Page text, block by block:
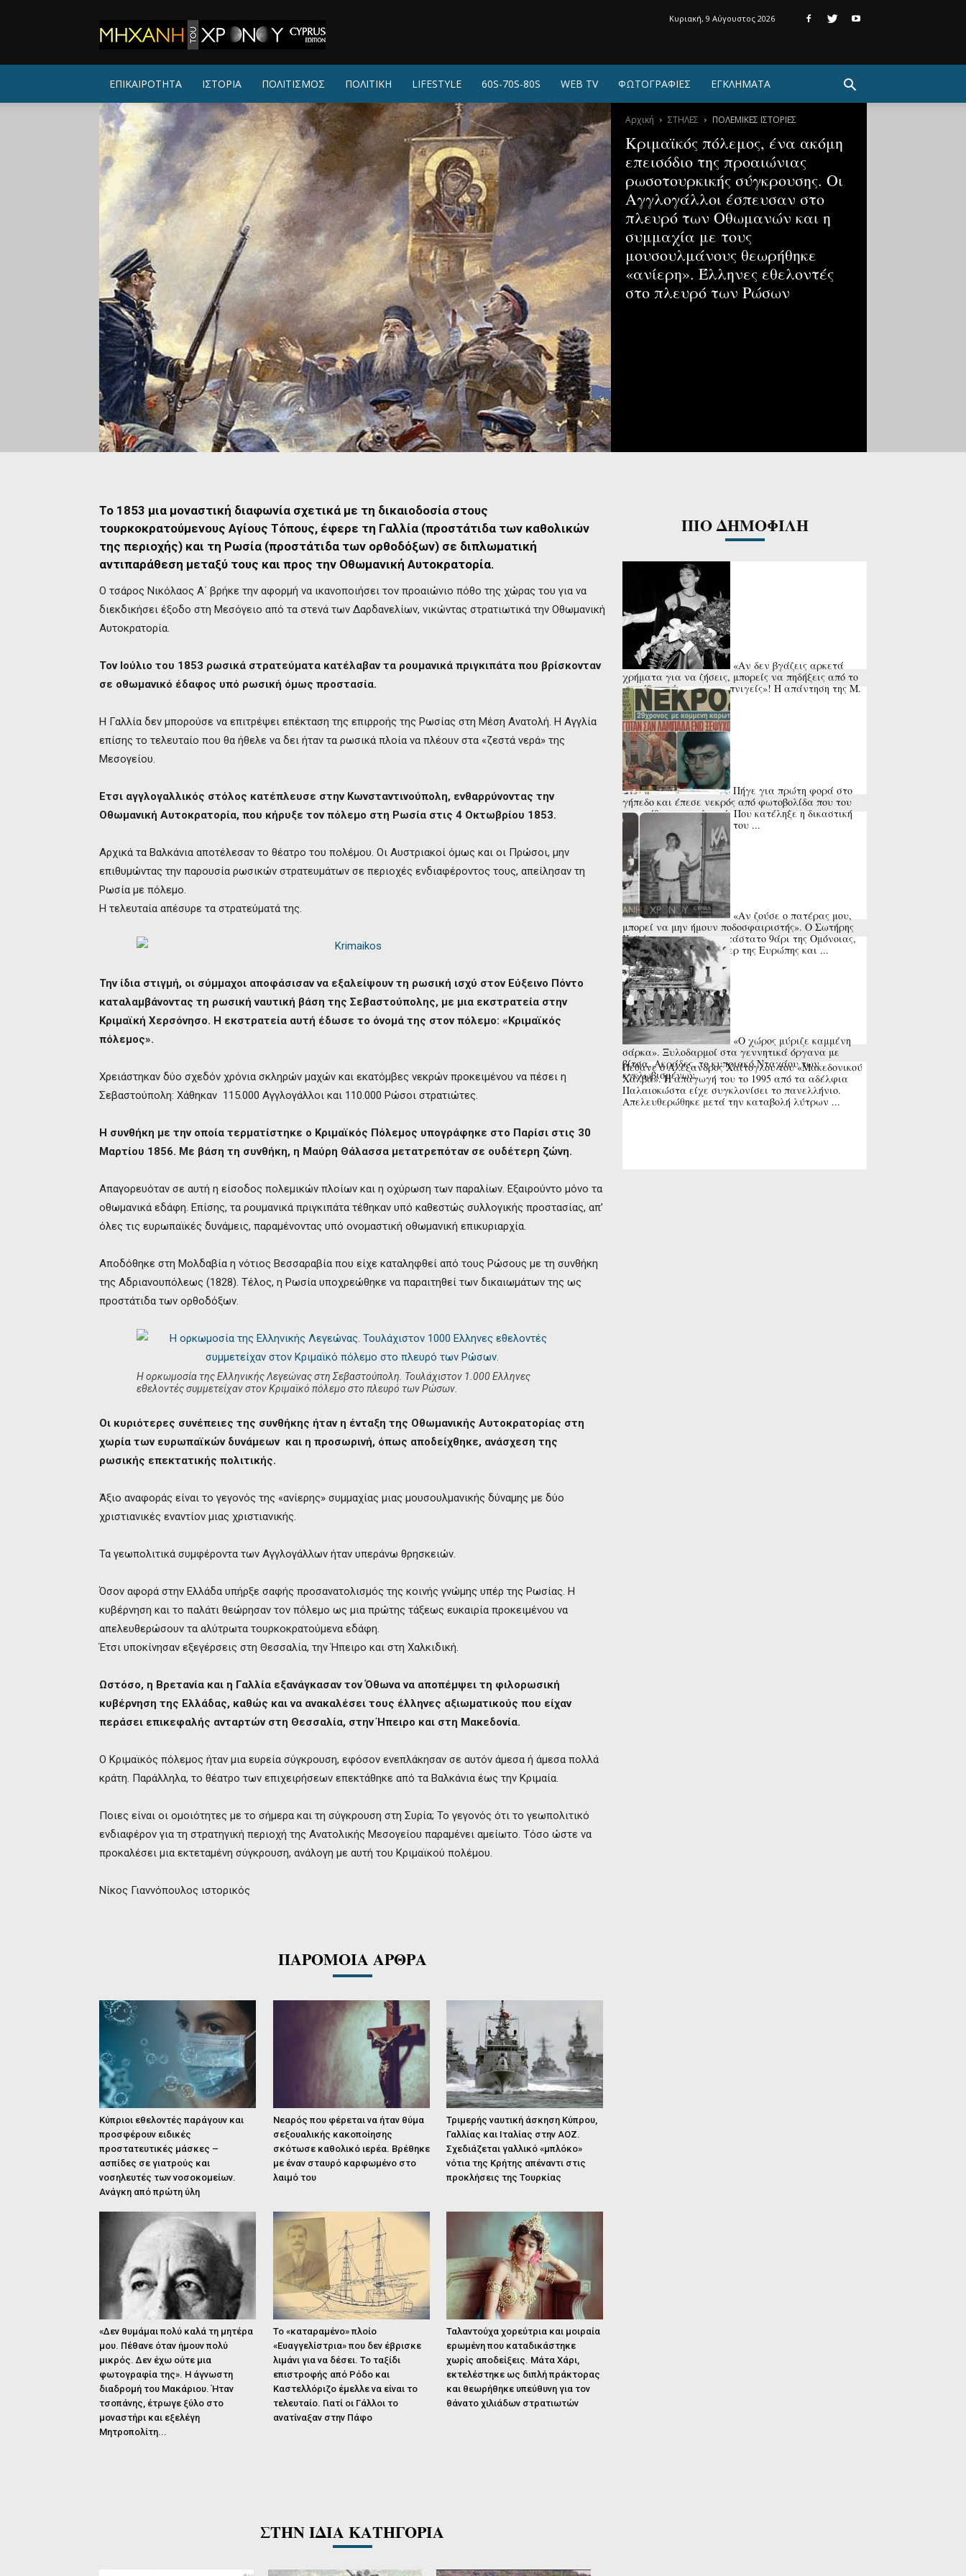
ΤΟΥ
ΧΡΟΝΟΥ
Κυριακή, 9 Αύγουστος 2026
ΕΠΙΚΑΙΡΟΤΗΤΑ ΙΣΤΟΡΙΑ ΠΟΛΙΤΙΣΜΟΣ ΠΟΛΙΤΙΚΗ LIFESTYLE 60S-70S-80S WEB TV ΦΩΤΟΓΡΑΦΙΕΣ ΕΓΚΛΗΜΑΤΑ
Αρχική ΣΤΗΛΕΣ ΠΟΛΕΜΙΚΕΣ ΙΣΤΟΡΙΕΣ
Κριμαϊκός πόλεμος, ένα ακόμη
επεισόδιο της προαιώνιας
ρωσοτουρκικής σύγκρουσης. Οι
Αγγλογάλλοι έσπευσαν στο
πλευρό των Οθωμανών και η
συμμαχία με τους
μουσουλμάνους θεωρήθηκε
«ανίερη». Έλληνες εθελοντές
στο πλευρό των Ρώσων
Το 1853 μια μοναστική διαφωνία σχετικά με τη δικαιοδοσία στους
τουρκοκρατούμενους Αγίους Τόπους, έφερε τη Γαλλία (προστάτιδα των καθολικών
της περιοχής) και τη Ρωσία (προστάτιδα των ορθοδόξων) σε διπλωματική
αντιπαράθεση μεταξύ τους και προς την Οθωμανική Αυτοκρατορία.
Ο τσάρος Νικόλαος Α΄ βρήκε την αφορμή να ικανοποιήσει τον προαιώνιο πόθο της χώρας του για να
διεκδικήσει έξοδο στη Μεσόγειο από τα στενά των Δαρδανελίων, νικώντας στρατιωτικά την Οθωμανική
Αυτοκρατορία.
Τον Ιούλιο του 1853 ρωσικά στρατεύματα κατέλαβαν τα ρουμανικά πριγκιπάτα που βρίσκονταν
σε οθωμανικό έδαφος υπό ρωσική όμως προστασία.
Η Γαλλία δεν μπορούσε να επιτρέψει επέκταση της επιρροής της Ρωσίας στη Μέση Ανατολή. Η Αγγλία
επίσης το τελευταίο που θα ήθελε να δει ήταν τα ρωσικά πλοία να πλέουν στα «ζεστά νερά» της
Μεσογείου.
Ετσι αγγλογαλλικός στόλος κατέπλευσε στην Κωνσταντινούπολη, ενθαρρύνοντας την
Οθωμανική Αυτοκρατορία, που κήρυξε τον πόλεμο στη Ρωσία στις 4 Οκτωβρίου 1853.
Αρχικά τα Βαλκάνια αποτέλεσαν το θέατρο του πολέμου. Οι Αυστριακοί όμως και οι Πρώσοι, μην
επιθυμώντας την παρουσία ρωσικών στρατευμάτων σε περιοχές ενδιαφέροντος τους, απείλησαν τη
Ρωσία με πόλεμο.
Η τελευταία απέσυρε τα στρατεύματά της.
Την ίδια στιγμή, οι σύμμαχοι αποφάσισαν να εξαλείψουν τη ρωσική ισχύ στον Εύξεινο Πόντο
καταλαμβάνοντας τη ρωσική ναυτική βάση της Σεβαστούπολης, με μια εκστρατεία στην
Κριμαϊκή Χερσόνησο. Η εκστρατεία αυτή έδωσε το όνομά της στον πόλεμο: «Κριμαϊκός
πόλεμος».
Χρειάστηκαν δύο σχεδόν χρόνια σκληρών μαχών και εκατόμβες νεκρών προκειμένου να πέσει η
Σεβαστούπολη: Χάθηκαν 115.000 Αγγλογάλλοι και 110.000 Ρώσοι στρατιώτες.
Η συνθήκη με την οποία τερματίστηκε ο Κριμαϊκός Πόλεμος υπογράφηκε στο Παρίσι στις 30
Μαρτίου 1856. Με βάση τη συνθήκη, η Μαύρη Θάλασσα μετατρεπόταν σε ουδέτερη ζώνη.
Απαγορευόταν σε αυτή η είσοδος πολεμικών πλοίων και η οχύρωση των παραλίων. Εξαιρούντο μόνο τα
οθωμανικά εδάφη. Επίσης, τα ρουμανικά πριγκιπάτα τέθηκαν υπό καθεστώς συλλογικής προστασίας, απ’
όλες τις ευρωπαϊκές δυνάμεις, παραμένοντας υπό ονομαστική οθωμανική επικυριαρχία.
Αποδόθηκε στη Μολδαβία η νότιος Βεσσαραβία που είχε καταληφθεί από τους Ρώσους με τη συνθήκη
της Αδριανουπόλεως (1828). Τέλος, η Ρωσία υποχρεώθηκε να παραιτηθεί των δικαιωμάτων της ως
προστάτιδα των ορθοδόξων.
Η ορκωμοσία της Ελληνικής Λεγεώνας στη Σεβαστούπολη. Τουλάχιστον 1.000 Ελληνες
εθελοντές συμμετείχαν στον Κριμαϊκό πόλεμο στο πλευρό των Ρώσων.
Οι κυριότερες συνέπειες της συνθήκης ήταν η ένταξη της Οθωμανικής Αυτοκρατορίας στη
χωρία των ευρωπαϊκών δυνάμεων και η προσωρινή, όπως αποδείχθηκε, ανάσχεση της
ρωσικής επεκτατικής πολιτικής.
Άξιο αναφοράς είναι το γεγονός της «ανίερης» συμμαχίας μιας μουσουλμανικής δύναμης με δύο
χριστιανικές εναντίον μιας χριστιανικής.
Τα γεωπολιτικά συμφέροντα των Αγγλογάλλων ήταν υπεράνω θρησκειών.
Όσον αφορά στην Ελλάδα υπήρξε σαφής προσανατολισμός της κοινής γνώμης υπέρ της Ρωσίας. Η
κυβέρνηση και το παλάτι θεώρησαν τον πόλεμο ως μια πρώτης τάξεως ευκαιρία προκειμένου να
απελευθερώσουν τα αλύτρωτα τουρκοκρατούμενα εδάφη.
Έτσι υποκίνησαν εξεγέρσεις στη Θεσσαλία, την Ήπειρο και στη Χαλκιδική.
Ωστόσο, η Βρετανία και η Γαλλία εξανάγκασαν τον Όθωνα να αποπέμψει τη φιλορωσική
κυβέρνηση της Ελλάδας, καθώς και να ανακαλέσει τους έλληνες αξιωματικούς που είχαν
περάσει επικεφαλής ανταρτών στη Θεσσαλία, στην Ήπειρο και στη Μακεδονία.
Ο Κριμαϊκός πόλεμος ήταν μια ευρεία σύγκρουση, εφόσον ενεπλάκησαν σε αυτόν άμεσα ή άμεσα πολλά
κράτη. Παράλληλα, το θέατρο των επιχειρήσεων επεκτάθηκε από τα Βαλκάνια έως την Κριμαία.
Ποιες είναι οι ομοιότητες με το σήμερα και τη σύγκρουση στη Συρία; Το γεγονός ότι το γεωπολιτικό
ενδιαφέρον για τη στρατηγική περιοχή της Ανατολικής Μεσογείου παραμένει αμείωτο. Τόσο ώστε να
προκαλέσει μια εκτεταμένη σύγκρουση, ανάλογη με αυτή του Κριμαϊκού πολέμου.
Νίκος Γιαννόπουλος ιστορικός
ΠΑΡΟΜΟΙΑ ΑΡΘΡΑ
Κύπριοι εθελοντές παράγουν και
προσφέρουν ειδικές
προστατευτικές μάσκες –
ασπίδες σε γιατρούς και
νοσηλευτές των νοσοκομείων.
Ανάγκη από πρώτη ύλη
Νεαρός που φέρεται να ήταν θύμα
σεξουαλικής κακοποίησης
σκότωσε καθολικό ιερέα. Βρέθηκε
με έναν σταυρό καρφωμένο στο
λαιμό του
Τριμερής ναυτική άσκηση Κύπρου,
Γαλλίας και Ιταλίας στην ΑΟΖ.
Σχεδιάζεται γαλλικό «μπλόκο»
νότια της Κρήτης απέναντι στις
προκλήσεις της Τουρκίας
«Δεν θυμάμαι πολύ καλά τη μητέρα
μου. Πέθανε όταν ήμουν πολύ
μικρός. Δεν έχω ούτε μια
φωτογραφία της». Η άγνωστη
διαδρομή του Μακάριου. Ήταν
τσοπάνης, έτρωγε ξύλο στο
μοναστήρι και εξελέγη
Μητροπολίτη...
Το «καταραμένο» πλοίο
«Ευαγγελίστρια» που δεν έβρισκε
λιμάνι για να δέσει. Το ταξίδι
επιστροφής από Ρόδο και
Καστελλόριζο έμελλε να είναι το
τελευταίο. Γιατί οι Γάλλοι το
ανατίναξαν στην Πάφο
Ταλαντούχα χορεύτρια και μοιραία
ερωμένη που καταδικάστηκε
χωρίς αποδείξεις. Μάτα Χάρι,
εκτελέστηκε ως διπλή πράκτορας
και θεωρήθηκε υπεύθυνη για τον
θάνατο χιλιάδων στρατιωτών
ΣΤΗΝ ΙΔΙΑ ΚΑΤΗΓΟΡΙΑ
ΠΙΟ ΔΗΜΟΦΙΛΗ
«Αν δεν βγάζεις αρκετά
χρήματα για να ζήσεις, μπορείς να πηδήξεις από το
παράθυρο ή να πας να πνιγείς»! Η απάντηση της Μ.
Κάλας στη ...
Πήγε για πρώτη φορά στο
γήπεδο και έπεσε νεκρός από φωτοβολίδα που του
καρφώθηκε στον λαιμό. Που κατέληξε η δικαστική
έρευνα για τον θάνατο του ...
«Αν ζούσε ο πατέρας μου,
μπορεί να μην ήμουν ποδοσφαιριστής». Ο Σωτήρης
Καϊάφας, το αναντικατάστατο 9άρι της Ομόνοιας,
που βγήκε πρώτος σκόρερ της Ευρώπης και ...
«Ο χώρος μύριζε καμμένη
σάρκα». Ξυλοδαρμοί στα γεννητικά όργανα με
βίτσα. Ακράδες, το κυπριακό Νταχάου των
εγκλωβισμένων.
Πέθανε ο Αλέξανδρος Χαΐτογλου του «Μακεδονικού
Χαλβά». Η απαγωγή του το 1995 από τα αδέλφια
Παλαιοκώστα είχε συγκλονίσει το πανελλήνιο.
Απελευθερώθηκε μετά την καταβολή λύτρων ...